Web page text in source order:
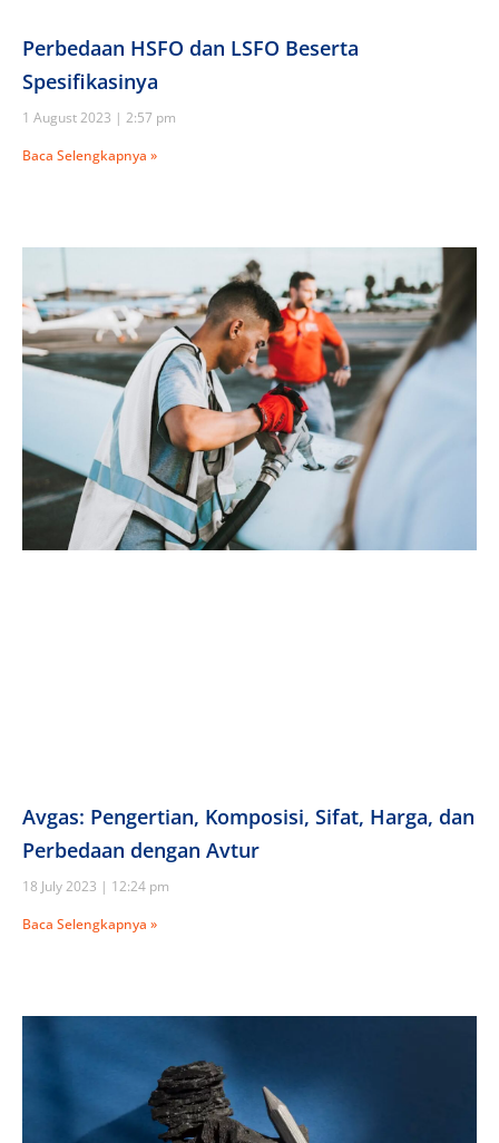
Perbedaan HSFO dan LSFO Beserta
Spesifikasinya
1 August 2023
2:57 pm
Baca Selengkapnya »
Avgas: Pengertian, Komposisi, Sifat, Harga, dan
Perbedaan dengan Avtur
18 July 2023
12:24 pm
Baca Selengkapnya »